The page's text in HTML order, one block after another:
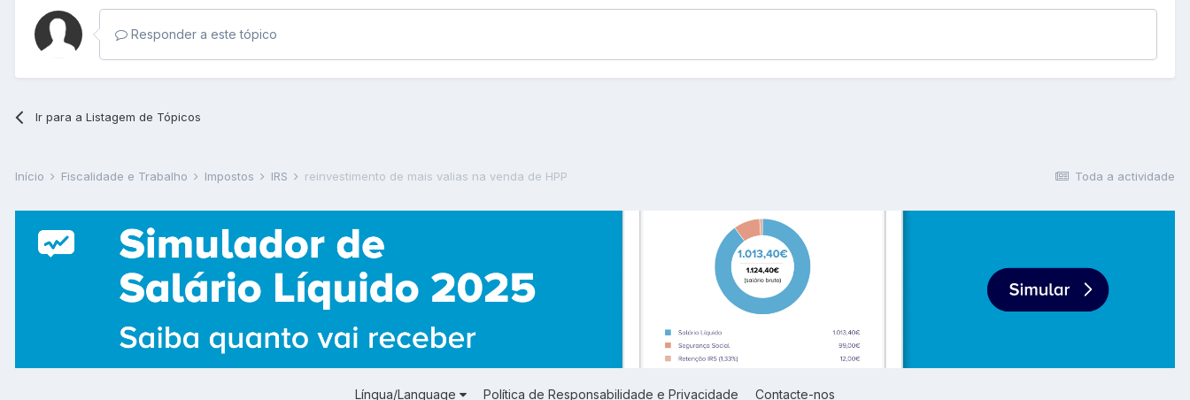
Responder a este tópico
Ir para a Listagem de Tópicos
Toda a actividade
Início Fiscalidade e Trabalho Impostos IRS reinvestimento de mais valias na venda de HPP
Língua/Language Política de Responsabilidade e Privacidade Contacte-nos